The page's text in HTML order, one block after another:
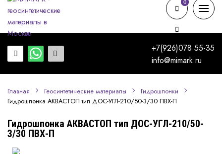
+7(926)078 55-35
info@mimark.ru
0
0
Главная Геосинтетические материалы Гидрошпонки
Гидрошпонка АКВАСТОП тип ДОС-УГЛ-210/50-3/30 ПВХ-П
Гидрошпонка АКВАСТОП тип ДОС-УГЛ-210/50-
3/30 ПВХ-П